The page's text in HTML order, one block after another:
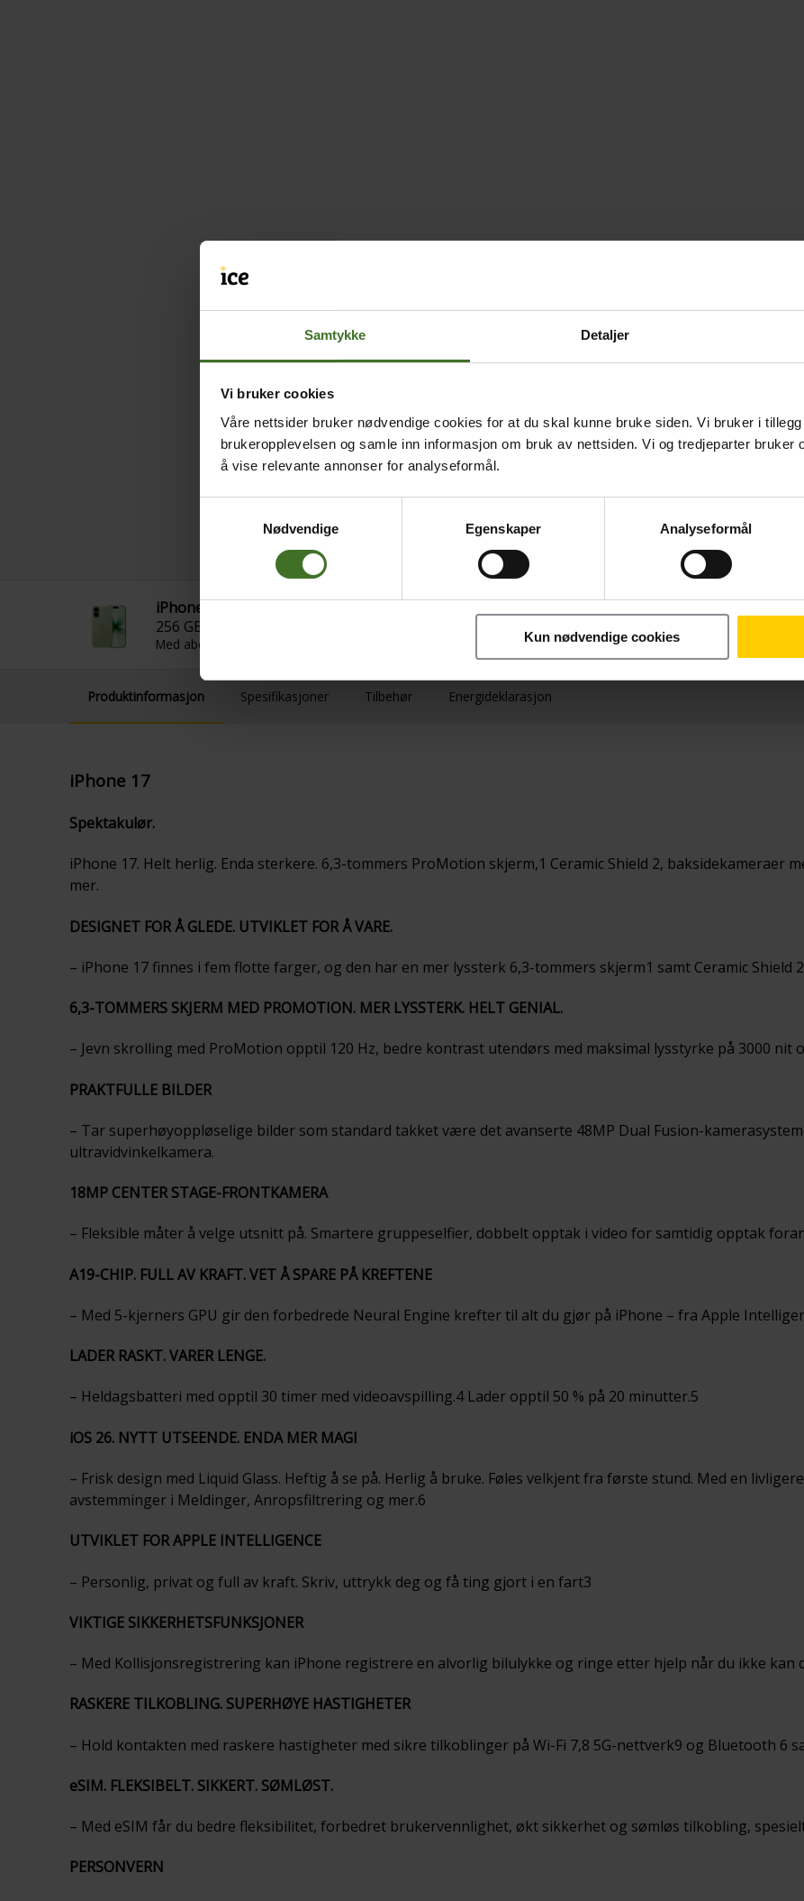
Samtykke Detaljer
Vi bruker cookies
Våre nettsider bruker nødvendige cookies for at du skal kunne bruke siden. Vi bruker i
brukeropplevelsen og samle inn informasjon om bruk av nettsiden. Vi og tredjeparter bruker
å vise relevante annonser for analyseformål.
Nødvendige
Egenskaper Analyseformål
Kun nødvendige cookies
iPhone 17
256 GB, Blågrønn
Med abonnement 10 GB
Månedlig pris
24 mnd. binding
Betal nå
Produktinformasjon Spesifikasjoner Tilbehør Energideklarasjon
iPhone 17
Spektakulør.
iPhone 17. Helt herlig. Enda sterkere. 6,3-tommers ProMotion skjerm,1 Ceramic Shield 2, baksidekameraer
mer.
DESIGNET FOR Å GLEDE. UTVIKLET FOR Å VARE.
– iPhone 17 finnes i fem flotte farger, og den har en mer lyssterk 6,3-tommers skjerm1 samt Ceramic
6,3-TOMMERS SKJERM MED PROMOTION. MER LYSSTERK. HELT GENIAL.
– Jevn skrolling med ProMotion opptil 120 Hz, bedre kontrast utendørs med maksimal lysstyrke på 3000 nit
PRAKTFULLE BILDER
– Tar superhøyoppløselige bilder som standard takket være det avanserte 48MP Dual Fusion-
ultravidvinkelkamera.
18MP CENTER STAGE-FRONTKAMERA
– Fleksible måter å velge utsnitt på. Smartere gruppeselfier, dobbelt opptak i video for samtidig opptak
A19-CHIP. FULL AV KRAFT. VET Å SPARE PÅ KREFTENE
– Med 5-kjerners GPU gir den forbedrede Neural Engine krefter til alt du gjør på iPhone – fra Apple
LADER RASKT. VARER LENGE.
– Heldagsbatteri med opptil 30 timer med videoavspilling.4 Lader opptil 50 % på 20 minutter.5
iOS 26. NYTT UTSEENDE. ENDA MER MAGI
– Frisk design med Liquid Glass. Heftig å se på. Herlig å bruke. Føles velkjent fra første stund. Med en
avstemminger i Meldinger, Anropsfiltrering og mer.6
UTVIKLET FOR APPLE INTELLIGENCE
– Personlig, privat og full av kraft. Skriv, uttrykk deg og få ting gjort i en fart3
VIKTIGE SIKKERHETSFUNKSJONER
– Med Kollisjonsregistrering kan iPhone registrere en alvorlig bilulykke og ringe etter hjelp når du ikke kan
RASKERE TILKOBLING. SUPERHØYE HASTIGHETER
– Hold kontakten med raskere hastigheter med sikre tilkoblinger på Wi-Fi 7,8 5G-nettverk9 og Bluetooth 6
eSIM. FLEKSIBELT. SIKKERT. SØMLØST.
– Med eSIM får du bedre fleksibilitet, forbedret brukervennlighet, økt sikkerhet og sømløs tilkobling,
PERSONVERN